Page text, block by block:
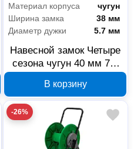
Материал корпуса
чугун
Ширина замка
38 мм
Диаметр дужки
5.7 мм
Навесной замок Четыре
сезона чугун 40 мм 79-
В корзину
-26%